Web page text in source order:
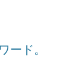
ード。